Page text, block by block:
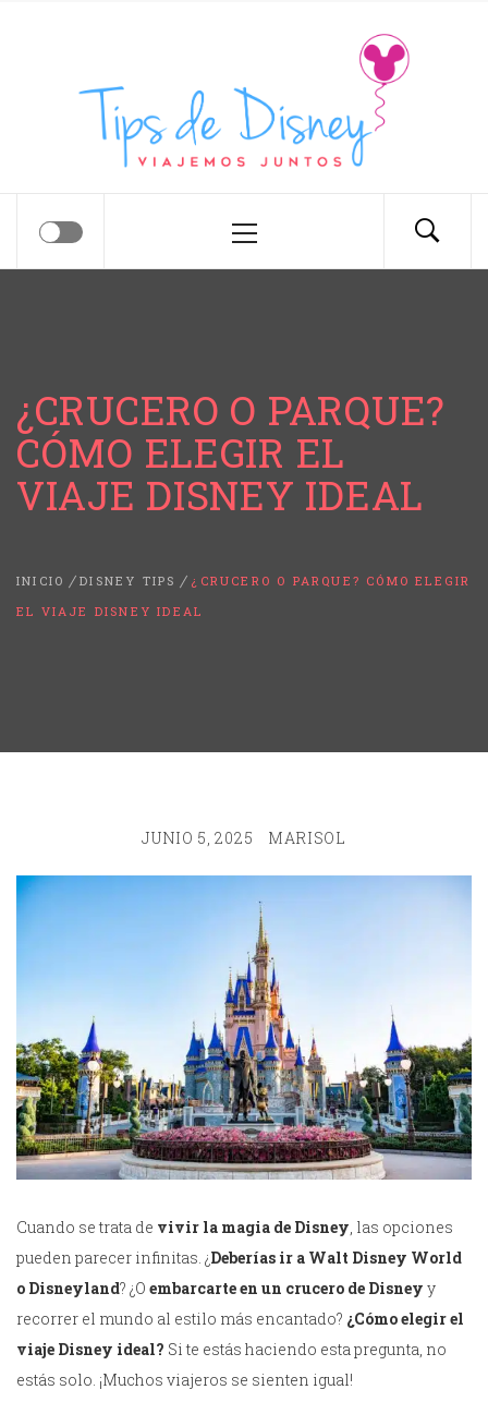
¿CRUCERO O PARQUE?
CÓMO ELEGIR EL
VIAJE DISNEY IDEAL
INICIO DISNEY TIPS
¿CRUCERO O PARQUE? CÓMO ELEGIR
EL VIAJE DISNEY IDEAL
JUNIO 5, 2025 MARISOL
Cuando se trata de vivir la magia de Disney , las opciones
pueden parecer infinitas. ¿Deberías ir a Walt Disney World
o Disneyland? ¿O embarcarte en un crucero de Disney y
recorrer el mundo al estilo más encantado? ¿Cómo elegir el
viaje Disney ideal? Si te estás haciendo esta pregunta, no
estás solo. ¡Muchos viajeros se sienten igual!